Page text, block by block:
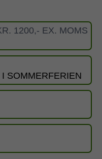
1200,- EX. MOMS
SOMMERFERIEN